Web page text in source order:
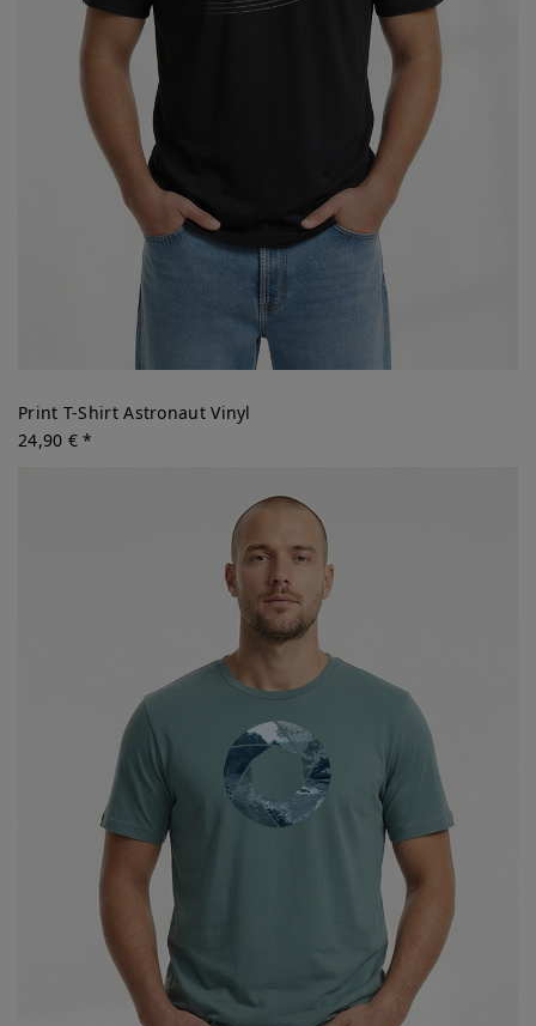
Print T-Shirt Astronaut Vinyl
24,90 € *